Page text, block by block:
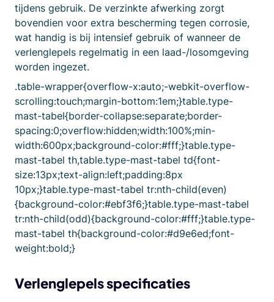
tijdens gebruik. De verzinkte afwerking zorgt
bovendien voor extra bescherming tegen corrosie,
wat handig is bij intensief gebruik of wanneer de
verlenglepels regelmatig in een laad-/losomgeving
worden ingezet.
.table-wrapper{overflow-x:auto;-webkit-overflow-
scrolling:touch;margin-bottom:1em;}table.type-
mast-tabel{border-collapse:separate;border-
spacing:0;overflow:hidden;width:100%;min-
width:600px;background-color:#fff;}table.type-
mast-tabel th,table.type-mast-tabel td{font-
size:13px;text-align:left;padding:8px
10px;}table.type-mast-tabel tr:nth-child(even)
{background-color:#ebf3f6;}table.type-mast-tabel
tr:nth-child(odd){background-color:#fff;}table.type-
mast-tabel th{background-color:#d9e6ed;font-
weight:bold;}
Verlenglepels specificaties